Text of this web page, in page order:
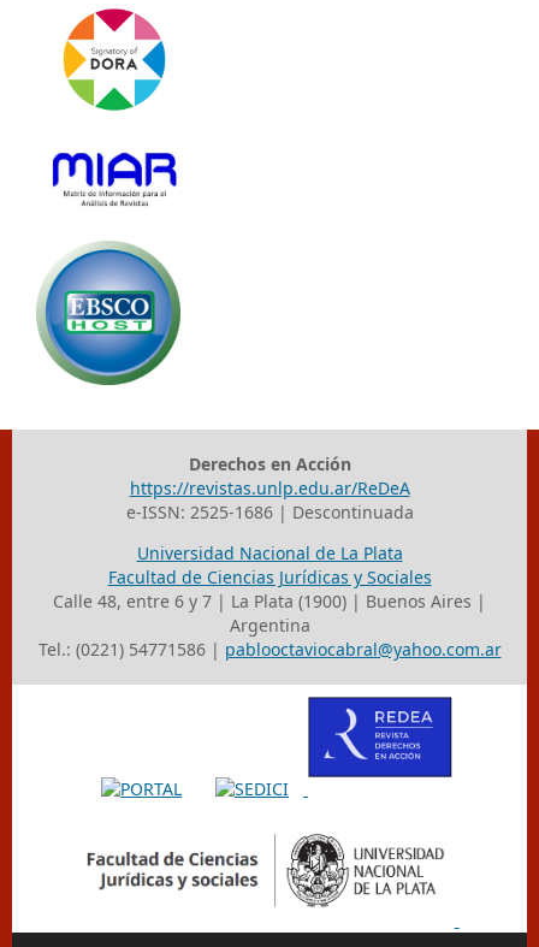
Derechos en Acción
https://revistas.unlp.edu.ar/ReDeA
e-ISSN: 2525-1686 | Descontinuada
Universidad Nacional de La Plata
Facultad de Ciencias Jurídicas y Sociales
Calle 48, entre 6 y 7 | La Plata (1900) | Buenos Aires |
Argentina
Tel.: (0221) 54771586 | pablooctaviocabral@yahoo.com.ar